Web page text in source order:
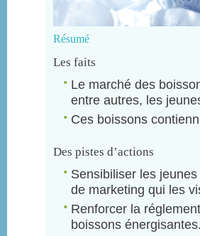
Résumé
Les faits
Le marché des
entre autres, les
Ces boissons
Des pistes d’actions
Sensibiliser les
de marketing qui les
Renforcer la
boissons énergisantes.